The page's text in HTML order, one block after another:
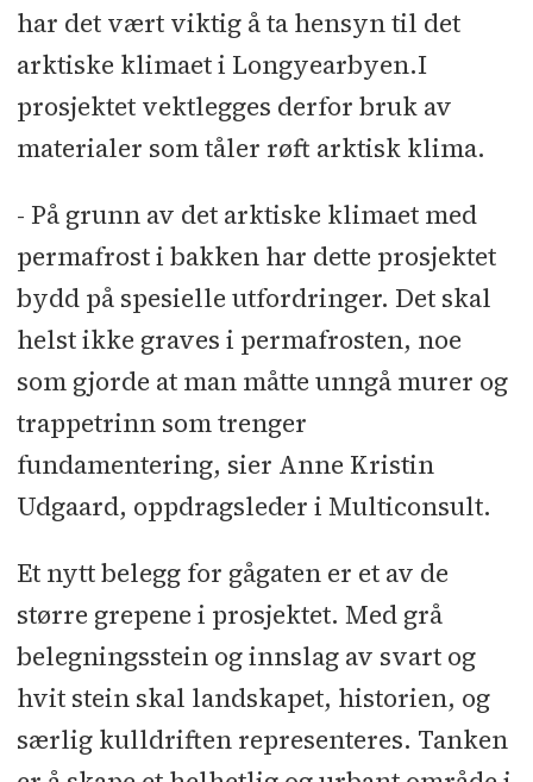
har det vært viktig å ta hensyn til det
arktiske klimaet i Longyearbyen.I
prosjektet vektlegges derfor bruk av
materialer som tåler røft arktisk klima.
- På grunn av det arktiske klimaet med
permafrost i bakken har dette prosjektet
bydd på spesielle utfordringer. Det skal
helst ikke graves i permafrosten, noe
som gjorde at man måtte unngå murer og
trappetrinn som trenger
fundamentering, sier Anne Kristin
Udgaard, oppdragsleder i Multiconsult.
Et nytt belegg for gågaten er et av de
større grepene i prosjektet. Med grå
belegningsstein og innslag av svart og
hvit stein skal landskapet, historien, og
særlig kulldriften representeres. Tanken